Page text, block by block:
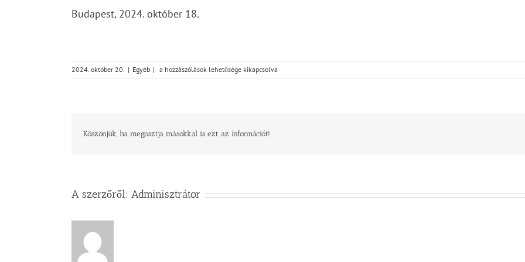
Budapest, 2024. október 18.
2024. október 20. | Egyéb | Élő
Ige
a hozzászólások lehetősége kikapcsolva
Köszönjük, ha megosztja másokkal is ezt az információt!
A szerzőről: Adminisztrátor